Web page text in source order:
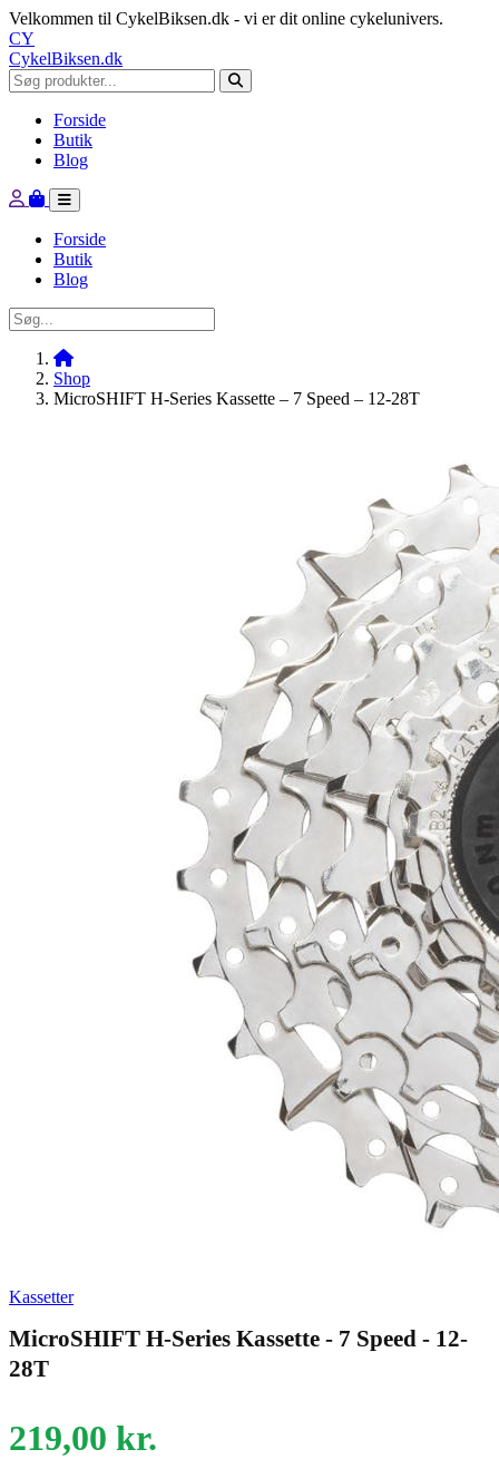
Velkommen til CykelBiksen.dk - vi er dit online cykelunivers.
CY
CykelBiksen.dk
Forside
Butik
Blog
Forside
Butik
Blog
Shop
MicroSHIFT H-Series Kassette – 7 Speed – 12-28T
Kassetter
MicroSHIFT H-Series Kassette - 7 Speed - 12-
28T
219,00 kr.